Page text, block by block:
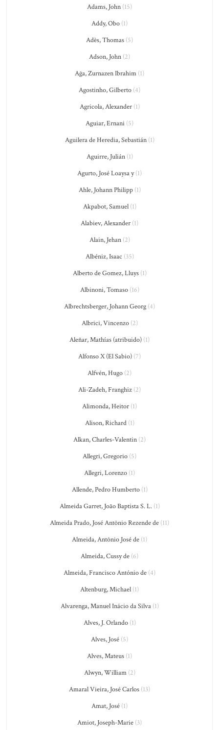
Adams, John (15)
Addy, Obo (1)
Adès, Thomas (5)
Adson, John (2)
Ağa, Zurnazen Ibrahim (1)
Agostinho, Gilberto (4)
Agricola, Alexander(1)
Aguiar, Ernani (5)
Aguilera de Heredia, Sebastián(1)
Aguirre, Julián(1)
Agurto, José Loaysa y(1)
Ahle, Johann Philipp(1)
Akpabot, Samuel(1)
Alabiev, Alexander (1)
Alain, Jehan(2)
Albéniz, Isaac (35)
Alberto de Gomez, Lluys(1)
Albinoni, Tomaso(16)
Albrechtsberger, Johann Georg (4)
Albrici, Vincenzo(2)
Aleñar, Mathías (atribuido) (1)
Alfonso X (El Sabio) (7)
Alfvén, Hugo (2)
Ali-Zadeh, Franghiz (2)
Alimonda, Heitor (1)
Alison, Richard(1)
Alkan, Charles-Valentin (2)
Allegri, Gregorio (5)
Allegri, Lorenzo (1)
Allende, Pedro Humberto(1)
Almeida Garret, João Baptista S. L.(1)
Almeida Prado, José Antônio Rezende de (11)
Almeida, Antônio José de (1)
Almeida, Cussy de (6)
Almeida, Francisco António de (4)
Altenburg, Michael (1)
Alvarenga, Manuel Inácio da Silva(1)
Alves, J. Orlando(1)
Alves, José (5)
Alves, Mateus (1)
Alwyn, William(2)
Amaral Vieira, José Carlos (13)
Amat, José (1)
Amiot, Joseph-Marie (3)